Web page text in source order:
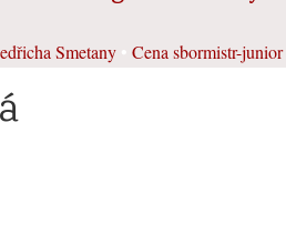
Smetany Cena sbormistr-junior